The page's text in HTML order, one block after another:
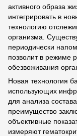
активного образа
интегрировать в
технологию
организма.
периодически
позволит в режиме
обезвоживания
Новая технология
использующих
для анализа
преимущество
объективные
измеряют